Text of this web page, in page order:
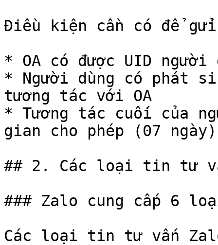
Điều kiện cần có để
* OA có được UID người
* Người dùng có phát
tương tác với OA
* Tương tác cuối của
gian cho phép (07
## 2. Các loại tin tư
### Zalo cung cấp 6
Các loại tin tư vấn